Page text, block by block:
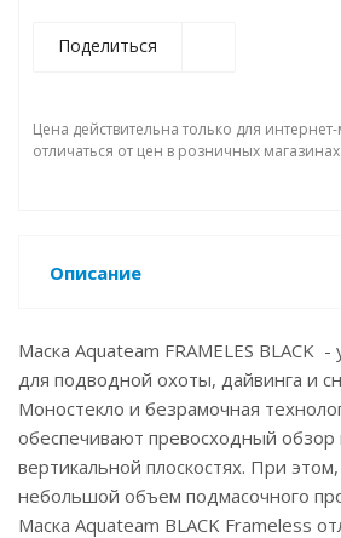
Поделиться
Цена действительна только для
отличаться от цен в розничных магазинах
Описание
Маска Aquateam FRAMELES BLACK -
для подводной охоты, дайвинга и
Моностекло и безрамочная
обеспечивают превосходный обзор
вертикальной плоскостях. При
небольшой объем подмасочного
Маска Aquateam BLACK Frameless